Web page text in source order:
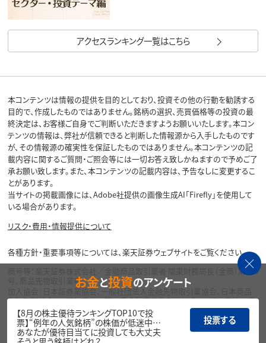
アクセスランキング一覧はこちら
本コンテンツは情報の提供を目的としており、投資その他の行動を勧誘する
目的で、作成したものではありません。銘柄の選択、売買価格等の投資の最
終決定は、お客様ご自身でご判断いただきますようお願いいたします。本コン
テンツの情報は、弊社が信頼できると判断した情報源から入手したものです
が、その情報源の確実性を保証したものではありません。本コンテンツの記
載内容に関するご質問・ご照会等には一切お答え致しかねますので予めご了
承お願い致します。また、本コンテンツの記載内容は、予告なしに変更するこ
とがあります。
当サイトの掲載画像には、Adobe社提供の画像生成AI「Firefly」を使用して
いる場合があります。
リスク・費用・情報提供について
各種方針・重要事項等については、楽天証券ウェブサイトをご覧ください。
商号等：楽天証券株式会社／金融商品取引業者 関東財務局長（金商）第195
号、商品先物取引業者
加入協会：日本証券業協会、一般社団法人金融先物取引業協会、日本商品
先物取引協会、一般社団法人第二種金融商品取引業協会、一般社団法人資
産運用業協会
Copyright©
1999-2026 Rakuten Securities, Inc. All
お金と投資のアンケート
【8月の株主優待ランキングTOP10で投
票】“例年の人気銘柄”の株価が低迷中…
あなたが優待目当てに投資しても大丈夫
投票する